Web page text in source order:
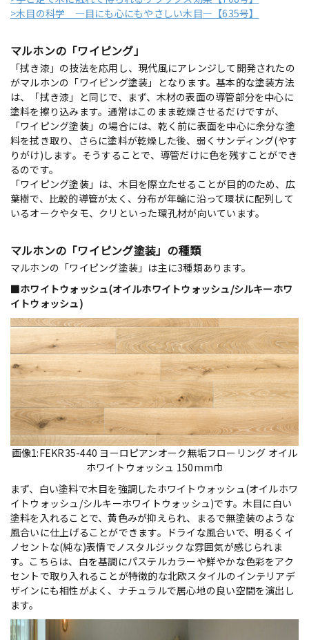
>木目の科学 ―目にも心にもやさしい木目―【635号】
マルホンの「ワイピング」
「拭き漆」の技法を応用し、現代風にアレンジして開発されたの
がマルホンの「ワイピング塗装」となります。基本的な塗装方法
は、「拭き漆」と同じで、まず、木材の表面の導管部分を中心に
塗料を擦り込みます。通常はこのまま乾燥させるだけですが、
「ワイピング塗装」の場合には、乾く前に表面を中心に余分な塗
料を拭き取り、さらに塗料が乾燥した後、弱くサンディング(やす
りがけ)します。そうすることで、導管だけに色を残すことができ
るのです。
「ワイピング塗装」は、木目を際立たせることが目的のため、広
葉樹で、比較的導管が太く、分布が年輪に沿って環状に配列して
いるオークやタモ、クリといった環孔材が向いています。
マルホンの「ワイピング塗装」の種類
マルホンの「ワイピング塗装」は主に3種類あります。
■ホワイトウォッシュ(オイルホワイトウォッシュ/シルキーホワ
イトウォッシュ)
画像1:FEKR35-440 ヨーロピアンオーク無垢フローリング オイル
ホワイトウォッシュ 150mm巾
まず、白い塗料で木目を強調したホワイトウォッシュ(オイルホワ
イトウォッシュ/シルキーホワイトウォッシュ)です。木目に白い
塗料を入れることで、黄色みが抑えられ、まるで無塗装のような
風合いに仕上げることができます。ドライな風合いで、明るくイ
ノセントな(純な)表情でノスタルジックな雰囲気が感じられま
す。こちらは、白を基調にパステルカラーや鮮やかな色彩をアク
セントで取り入れることが特徴的な北欧スタイルのインテリアデ
ザインにも相性がよく、ナチュラルで居心地の良い空間を演出し
ます。